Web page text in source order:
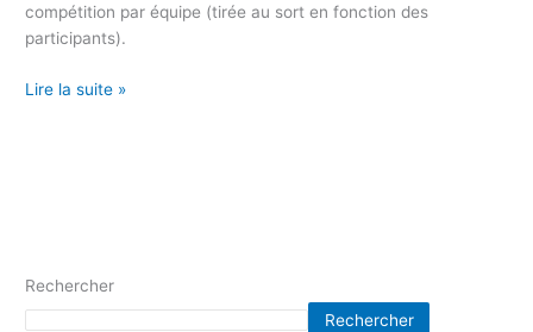
compétition par équipe (tirée au sort en fonction des
participants).
Lire la suite »
Rechercher
Rechercher